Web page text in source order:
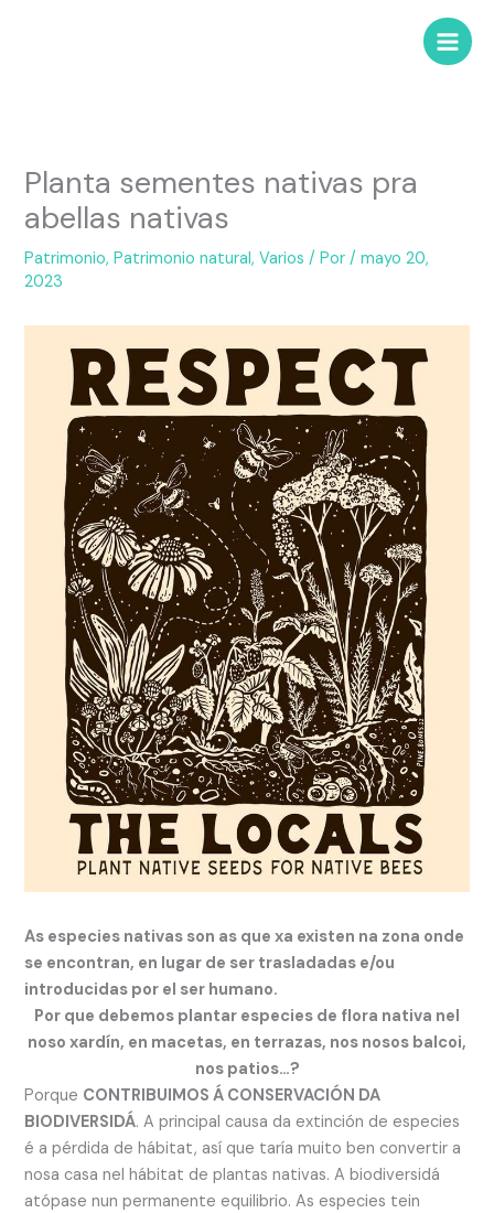
Planta sementes nativas pra
abellas nativas
Patrimonio,Patrimonio natural,Varios / Por/mayo 20,
2023
As especies nativas son as que xa existen na zona onde
se encontran, en lugar de ser trasladadas e/ou
introducidas por el ser humano.
Por que debemos plantar especies de flora nativa nel
noso xardín, en macetas, en terrazas, nos nosos balcoi,
nos patios…?
Porque CONTRIBUIMOS Á CONSERVACIÓN DA
BIODIVERSIDÁ. A principal causa da extinción de especies
é a pérdida de hábitat, así que taría muito ben convertir a
nosa casa nel hábitat de plantas nativas. A biodiversidá
atópase nun permanente equilibrio. As especies tein